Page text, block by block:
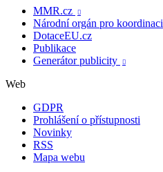
MMR.cz

Národní orgán pro koordinaci
DotaceEU.cz
Publikace
Generátor publicity

Web
GDPR
Prohlášení o přístupnosti
Novinky
RSS
Mapa webu